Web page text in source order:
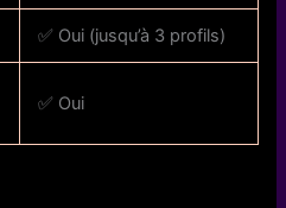
✅ Oui (jusqu’à 3 profils)
✅ Oui